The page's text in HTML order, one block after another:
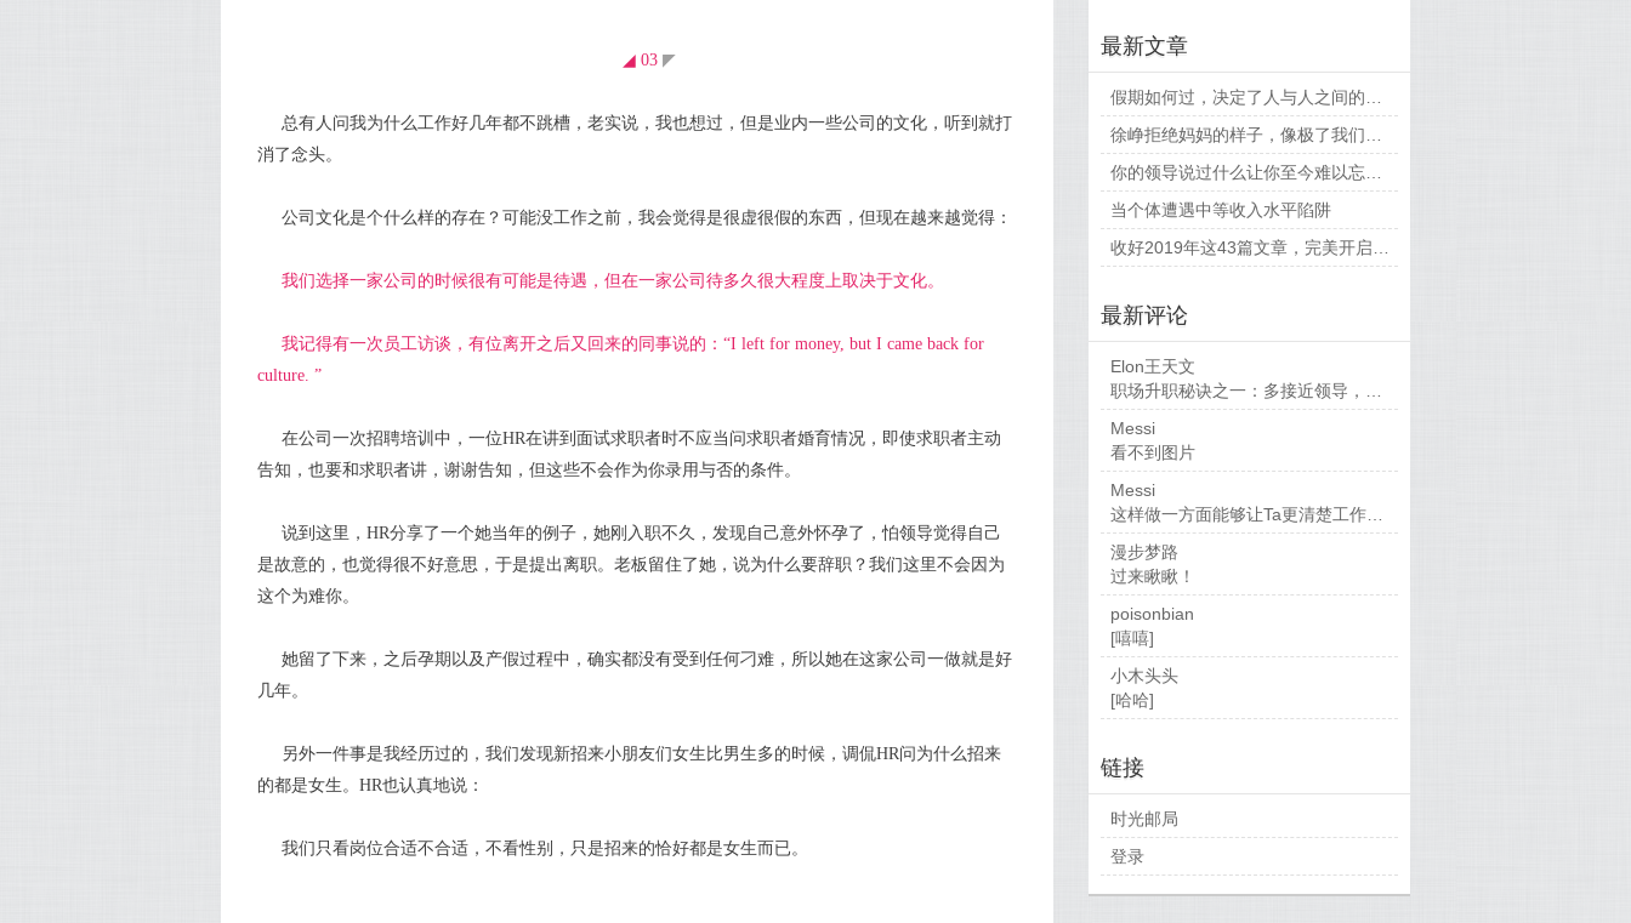
◢ 03 ◤
总有人问我为什么工作好几年都不跳槽，老实说，我也想过，但是业内一些公司的文化，听到就打
消了念头。
公司文化是个什么样的存在？可能没工作之前，我会觉得是很虚很假的东西，但现在越来越觉得：
我们选择一家公司的时候很有可能是待遇，但在一家公司待多久很大程度上取决于文化。
我记得有一次员工访谈，有位离开之后又回来的同事说的：“I left for money, but I came back for
culture. ”
在公司一次招聘培训中，一位HR在讲到面试求职者时不应当问求职者婚育情况，即使求职者主动
告知，也要和求职者讲，谢谢告知，但这些不会作为你录用与否的条件。
说到这里，HR分享了一个她当年的例子，她刚入职不久，发现自己意外怀孕了，怕领导觉得自己
是故意的，也觉得很不好意思，于是提出离职。老板留住了她，说为什么要辞职？我们这里不会因为
这个为难你。
她留了下来，之后孕期以及产假过程中，确实都没有受到任何刁难，所以她在这家公司一做就是好
几年。
另外一件事是我经历过的，我们发现新招来小朋友们女生比男生多的时候，调侃HR问为什么招来
的都是女生。HR也认真地说：
我们只看岗位合适不合适，不看性别，只是招来的恰好都是女生而已。
最新文章
当个体遭遇中等收入水平陷阱
最新评论
Elon王天文
职场升职秘诀之一：多接近领导，当然，多做...
Messi
看不到图片
Messi
这样做一方面能够让Ta更清楚工作要求，也...
漫步梦路
过来瞅瞅！
poisonbian
[嘻嘻]
小木头头
[哈哈]
链接
时光邮局
登录